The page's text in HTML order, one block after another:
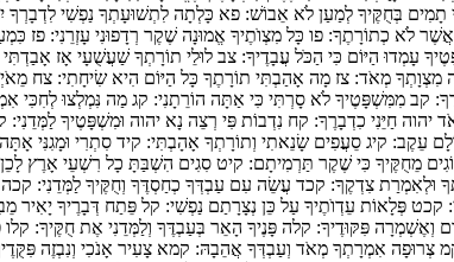
תָמִים בְּחֻקֶּיךָ לְמַעַן לֹא אֵבוֹשׁ: פא כָּלְתָה לִתְשׁוּעָתְךָ נַפְשִׁי לִדְבָרְךָ
אֲשֶׁר לֹא כְתוֹרָתֶךָ: פו כָּל מִצְוֺתֶיךָ אֱמוּנָה שֶׁקֶר רְדָפוּנִי עָזְרֵנִי: פז
עָמְדוּ הַיּוֹם כִּי הַכֹּל עֲבָדֶיךָ: צב לוּלֵי תוֹרָתְךָ שַׁעֲשֻׁעָי אָז אָבַדְתִּי
מִצְוָתְךָ מְאֹד: צז מָה אָהַבְתִּי תוֹרָתֶךָ כָּל הַיּוֹם הִיא שִׂיחָתִי: צח
קב מִמִּשְׁפָּטֶיךָ לֹא סָרְתִּי כִּי אַתָּה הוֹרֵתָנִי: קג מַה נִּמְלְצוּ לְחִכִּי
יהוה חַיֵּנִי כִדְבָרֶךָ: קח נִדְבוֹת פִּי רְצֵה נָא יהוה וּמִשְׁפָּטֶיךָ לַמְּדֵנִי:
עֵקֶב: קיג סֵעֲפִים שָׂנֵאתִי וְתוֹרָתְךָ אָהָבְתִּי: קיד סִתְרִי וּמָגִנִּי
מֵחֻקֶּיךָ כִּי שֶׁקֶר תַּרְמִיתָם: קיט סִגִים הִשְׁבַּתָּ כָל רִשְׁעֵי אָרֶץ
וּלְאִמְרַת צִדְקֶךָ: קכד עֲשֵׂה עִם עַבְדְּךָ כְחַסְדֶּךָ וְחֻקֶּיךָ לַמְּדֵנִי: קכה
קכט פְּלָאוֹת עֵדְוֺתֶיךָ עַל כֵּן נְצָרָתַם נַפְשִׁי: קל פֵּתַח דְּבָרֶיךָ יָאִיר
וְאֶשְׁמְרָה פִּקּוּדֶיךָ: קלה פָּנֶיךָ הָאֵר בְּעַבְדֶּךָ וְלַמְּדֵנִי אֶת חֻקֶּיךָ: קלו
צְרוּפָה אִמְרָתְךָ מְאֹד וְעַבְדְּךָ אֲהֵבָהּ: קמא צָעִיר אָנֹכִי וְנִבְזֶה